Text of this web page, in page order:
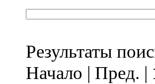
Результаты
Начало | Пред. |